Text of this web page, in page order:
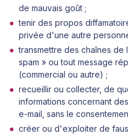
de mauvais goût ;
tenir des propos
privée d'une autre
transmettre des chaînes de
spam » ou tout message
(commercial ou autre) ;
recueillir ou collecter, de
informations concernant
e-mail, sans le
créer ou d'exploiter de